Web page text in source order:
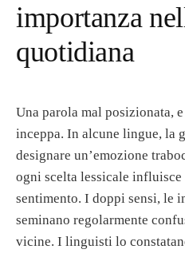
importanza
quotidiana
Una parola mal posizionata,
inceppa. In alcune lingue, la
designare un’emozione
ogni scelta lessicale
sentimento. I doppi sensi, le
seminano regolarmente
vicine. I linguisti lo